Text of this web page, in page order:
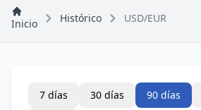
Inicio Histórico USD/EUR
7 días 30 días 90 días